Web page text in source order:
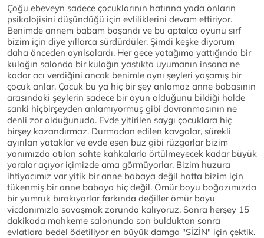
Çoğu ebeveyn sadece çocuklarının hatırına yada onların
psikolojisini düşündüğü için evliliklerini devam ettiriyor.
Benimde annem babam boşandı ve bu aptalca oyunu sırf
bizim için diye yıllarca sürdürdüler. Şimdi keşke diyorum
daha önceden ayrılsalardı. Her gece yatağıma yattığında bir
kulağın salonda bir kulağın yastıkta uyumanın insana ne
kadar acı verdiğini ancak benimle aynı şeyleri yaşamış bir
çocuk anlar. Çocuk bu ya hiç bir şey anlamaz anne babasının
arasındaki şeylerin sadece bir oyun olduğunu bildiği halde
sanki hiçbirşeyden anlamıyormuş gibi davranmasının ne
denli zor olduğunuda. Evde yitirilen saygı çocuklara hiç
birşey kazandırmaz. Durmadan edilen kavgalar, sürekli
ayırılan yataklar ve evde esen buz gibi rüzgarlar bizim
yanımızda atılan sahte kahkalarla örtülmeyecek kadar büyük
yaralar açıyor içimizde ama görmüyorlar. Bizim huzura
ihtiyacımız var yitik bir anne babaya değil hatta bizim için
tükenmiş bir anne babaya hiç değil. Ömür boyu boğazımızda
bir yumruk bırakıyorlar farkında değiller ömür boyu
vicdanımızla savaşmak zorunda kalıyoruz. Sonra herşey 15
dakikada mahkeme salonunda son bulduktan sonra
evlatlara bedel ödetiliyor en büyük damga "SİZİN" için çektik.